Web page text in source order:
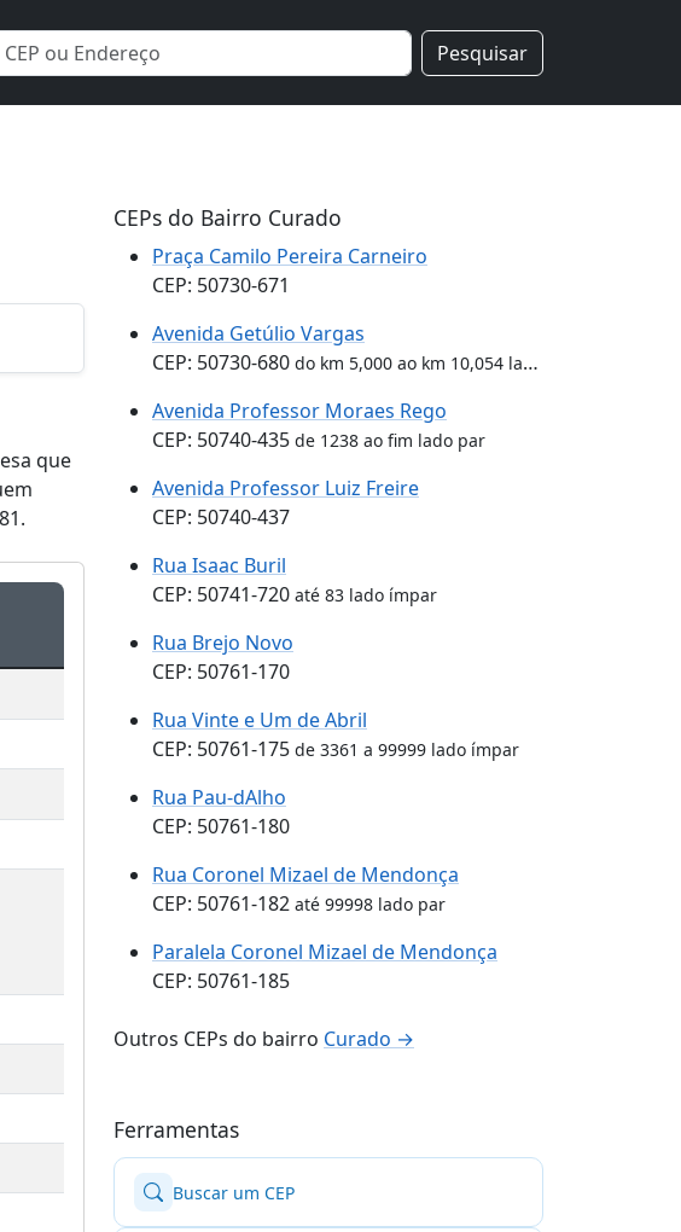
Pesquisar
que
CEPs do Bairro Curado
Praça Camilo Pereira Carneiro
CEP: 50730-671
Avenida Getúlio Vargas
CEP: 50730-680 do km 5,000 ao km 10,054 lado par
Avenida Professor Moraes Rego
CEP: 50740-435 de 1238 ao fim lado par
Avenida Professor Luiz Freire
CEP: 50740-437
Rua Isaac Buril
CEP: 50741-720 até 83 lado ímpar
Rua Brejo Novo
CEP: 50761-170
Rua Vinte e Um de Abril
CEP: 50761-175 de 3361 a 99999 lado ímpar
Rua Pau-dAlho
CEP: 50761-180
Rua Coronel Mizael de Mendonça
CEP: 50761-182 até 99998 lado par
Paralela Coronel Mizael de Mendonça
CEP: 50761-185
Outros CEPs do bairro Curado →
Ferramentas
Buscar um CEP